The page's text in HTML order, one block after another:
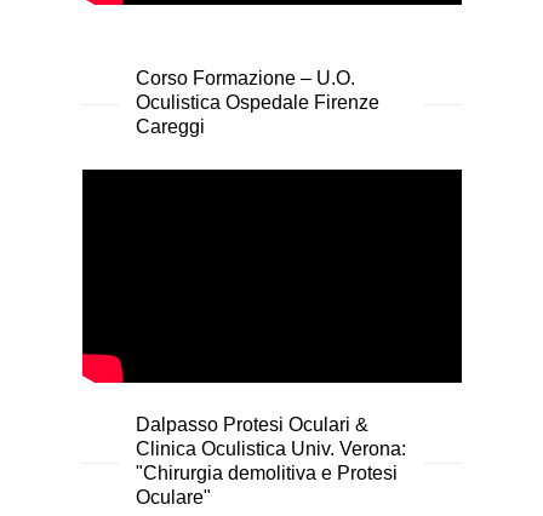
Corso Formazione – U.O.
Oculistica Ospedale Firenze
Careggi
Dalpasso Protesi Oculari &
Clinica Oculistica Univ. Verona:
"Chirurgia demolitiva e Protesi
Oculare"